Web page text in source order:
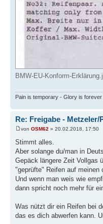
BMW-EU-Konform-
Pain is temporary - Glory is forever
Re: Freigabe - Metzeler/
von OSM62 » 20.02.2018, 17:50
Stimmt alles.
Aber solange du/man in
Gepäck längere Zeit Vollgas
"geprüfte" Reifen auf meinen
Und wenn man weis wie
dann spricht noch mehr für
Was nützt dir ein Reifen bei
das es dich abwerfen kann.